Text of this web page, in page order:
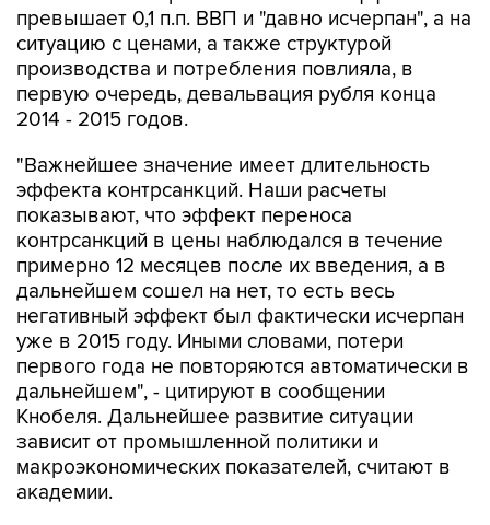
превышает 0,1 п.п. ВВП и "давно исчерпан", а на
ситуацию с ценами, а также структурой
производства и потребления повлияла, в
первую очередь, девальвация рубля конца
2014 - 2015 годов.
"Важнейшее значение имеет длительность
эффекта контрсанкций. Наши расчеты
показывают, что эффект переноса
контрсанкций в цены наблюдался в течение
примерно 12 месяцев после их введения, а в
дальнейшем сошел на нет, то есть весь
негативный эффект был фактически исчерпан
уже в 2015 году. Иными словами, потери
первого года не повторяются автоматически в
дальнейшем", - цитируют в сообщении
Кнобеля. Дальнейшее развитие ситуации
зависит от промышленной политики и
макроэкономических показателей, считают в
академии.